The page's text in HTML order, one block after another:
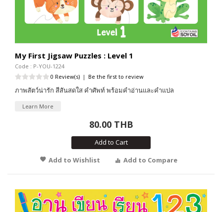
My First Jigsaw Puzzles : Level 1
Code : P-YOU-1224
0 Review(s) | Be the first to review
ภาพสัตว์น่ารัก สีสันสดใส คำศัพท์ พร้อมคำอ่านและคำแปล
Learn More
80.00 THB
Add to Cart
Add to Wishlist
Add to Compare